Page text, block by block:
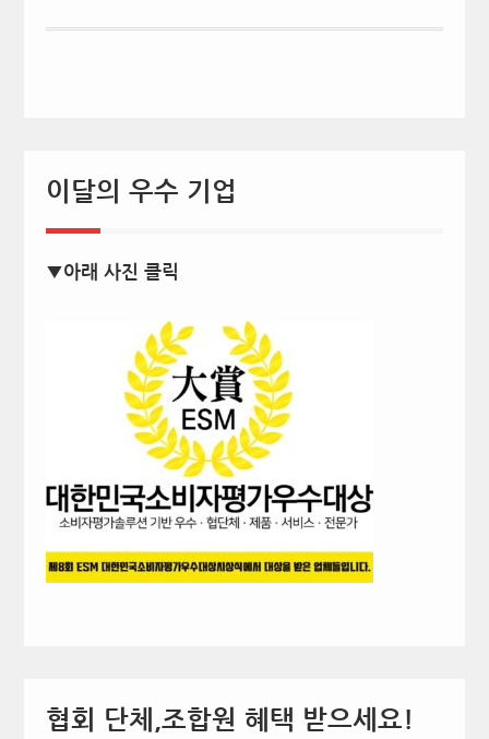
이달의 우수 기업
▼아래 사진 클릭
협회 단체,조합원 혜택 받으세요!